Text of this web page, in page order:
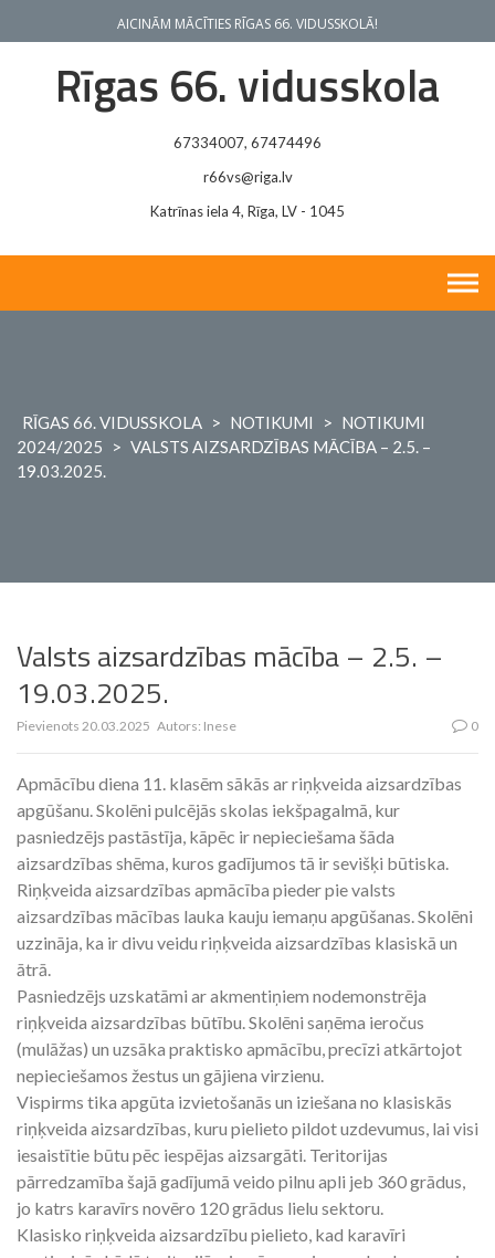
AICINĀM MĀCĪTIES RĪGAS 66. VIDUSSKOLĀ!
Rīgas 66. vidusskola
67334007, 67474496
r66vs@riga.lv
Katrīnas iela 4, Rīga, LV - 1045
RĪGAS 66. VIDUSSKOLA > NOTIKUMI > NOTIKUMI
2024/2025
> VALSTS AIZSARDZĪBAS MĀCĪBA – 2.5. –
19.03.2025.
Valsts aizsardzības mācība – 2.5. –
19.03.2025.
Pievienots 20.03.2025 Autors: Inese 0
Apmācību diena 11. klasēm sākās ar riņķveida aizsardzības
apgūšanu. Skolēni pulcējās skolas iekšpagalmā, kur
pasniedzējs pastāstīja, kāpēc ir nepieciešama šāda
aizsardzības shēma, kuros gadījumos tā ir sevišķi būtiska.
Riņķveida aizsardzības apmācība pieder pie valsts
aizsardzības mācības lauka kauju iemaņu apgūšanas. Skolēni
uzzināja, ka ir divu veidu riņķveida aizsardzības klasiskā un
ātrā.
Pasniedzējs uzskatāmi ar akmentiņiem nodemonstrēja
riņķveida aizsardzības būtību. Skolēni saņēma ieročus
(mulāžas) un uzsāka praktisko apmācību, precīzi atkārtojot
nepieciešamos žestus un gājiena virzienu.
Vispirms tika apgūta izvietošanās un iziešana no klasiskās
riņķveida aizsardzības, kuru pielieto pildot uzdevumus, lai visi
iesaistītie būtu pēc iespējas aizsargāti. Teritorijas
pārredzamība šajā gadījumā veido pilnu apli jeb 360 grādus,
jo katrs karavīrs novēro 120 grādus lielu sektoru.
Klasisko riņķveida aizsardzību pielieto, kad karavīri